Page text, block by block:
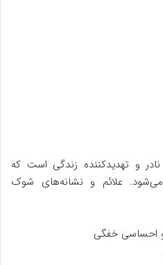
و تهدیدکننده زندگی است که
علائم و نشانه‌های شوک
احساسی خفگی